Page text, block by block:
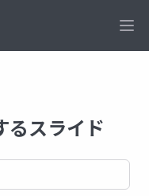
るスライド